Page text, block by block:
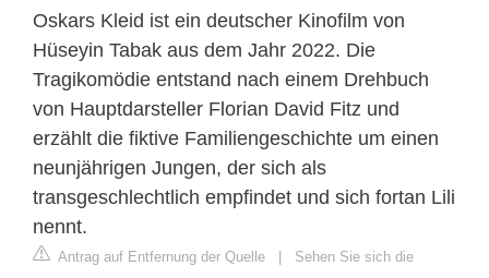
Oskars Kleid ist ein deutscher Kinofilm von
Hüseyin Tabak aus dem Jahr 2022. Die
Tragikomödie entstand nach einem Drehbuch
von Hauptdarsteller Florian David Fitz und
erzählt die fiktive Familiengeschichte um einen
neunjährigen Jungen, der sich als
transgeschlechtlich empfindet und sich fortan Lili
nennt.
Antrag auf Entfernung der Quelle | Sehen Sie sich die